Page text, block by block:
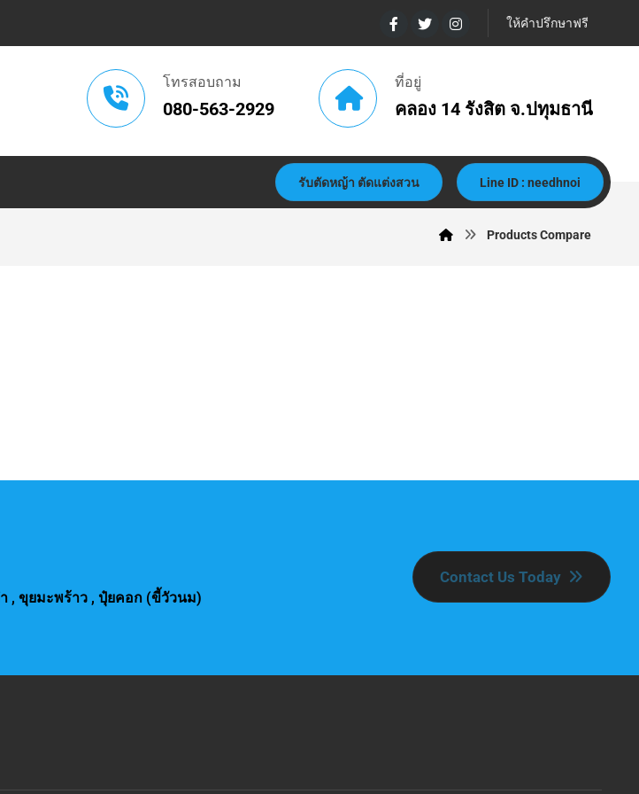
ให้คำปรึกษาฟรี
ที่อยู่
คลอง 14 รังสิต จ.ปทุมธานี
โทรสอบถาม
080-563-2929
Line ID : needhnoi
รับตัดหญ้า ตัดแต่งสวน
Products Compare
, ขุยมะพร้าว , ปุ๋ยคอก (ขี้วัวนม)
Contact Us Today